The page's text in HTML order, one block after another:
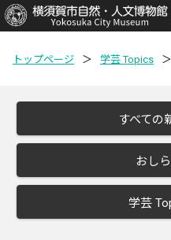
トップページ ＞ 学芸 Topics ＞
すべての
おし
学芸